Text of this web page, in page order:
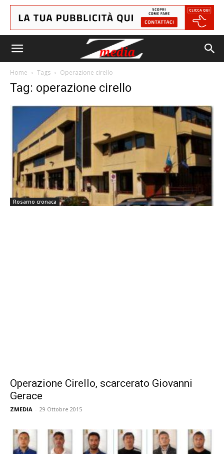
Home Tags Operazione cirello
Tag: operazione cirello
Rosarno cronaca
Operazione Cirello, scarcerato Giovanni
Gerace
ZMEDIA - 29 Ottobre 2015